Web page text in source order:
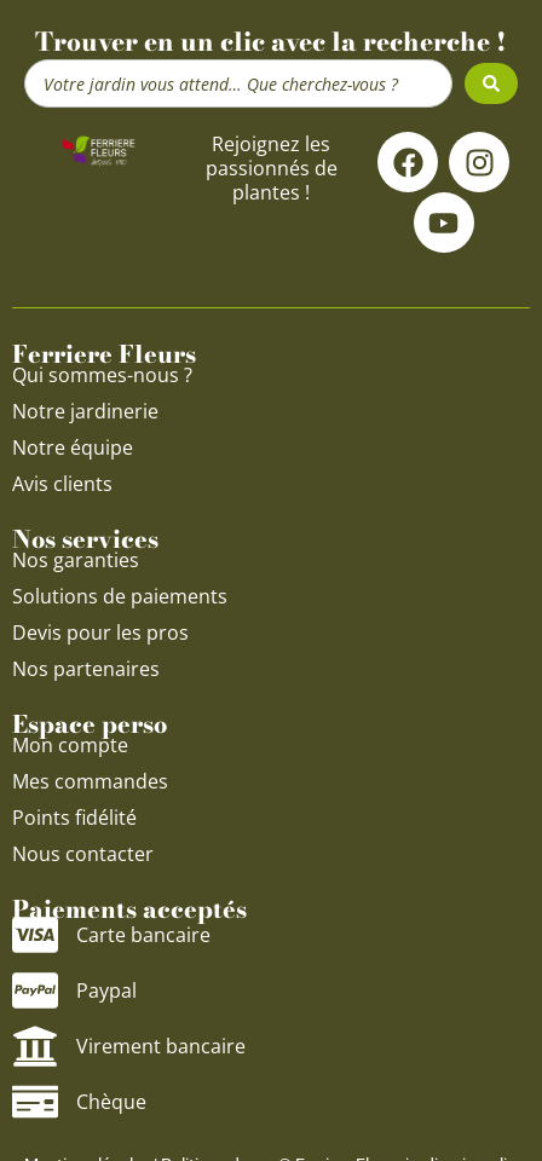
Trouver en un clic avec la recherche !
Search
...
Rejoignez les
passionnés de
plantes !
F
a
c
e
o
I
n
s
g
Y
o
u
t
u
b
Ferriere Fleurs
Qui sommes-nous ?
Notre jardinerie
Notre équipe
Avis clients
Nos services
Nos garanties
Solutions de paiements
Devis pour les pros
Nos partenaires
Espace perso
Mon compte
Mes commandes
Points fidélité
Nous contacter
Paiements acceptés
Carte bancaire
Paypal
Virement bancaire
Chèque